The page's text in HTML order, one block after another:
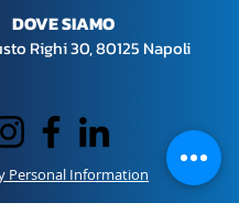
DOVE SIAMO
Righi 30, 80125 Napoli
Personal Information